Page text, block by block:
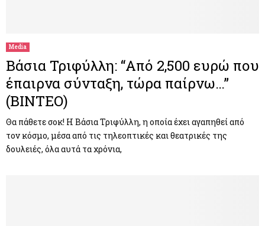
Media
Βάσια Τριφύλλη: “Από 2,500 ευρώ που
έπαιρνα σύνταξη, τώρα παίρνω…”
(BINTEO)
Θα πάθετε σοκ! Η Βάσια Τριφύλλη, η οποία έχει αγαπηθεί από
τον κόσμο, μέσα από τις τηλεοπτικές και θεατρικές της
δουλειές, όλα αυτά τα χρόνια,